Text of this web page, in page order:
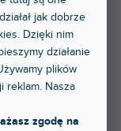
jak dobrze
Dzięki nim
działanie
plików
reklam. Nasza
zgodę na